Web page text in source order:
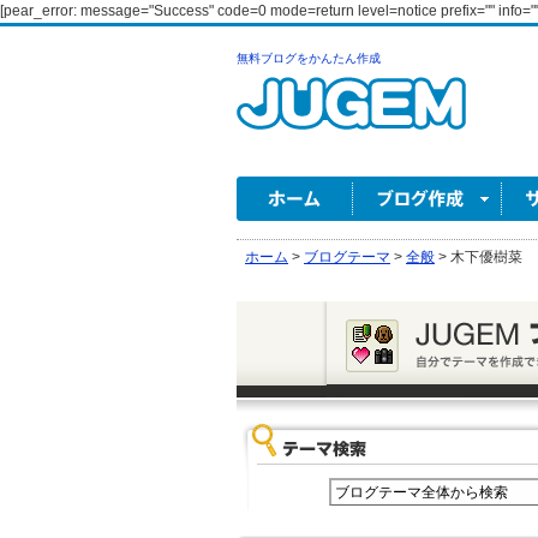
[pear_error: message="Success" code=0 mode=return level=notice prefix=""
無料ブログをかんたん作成
ホーム > ブログテーマ > 全般 > 木下優樹菜